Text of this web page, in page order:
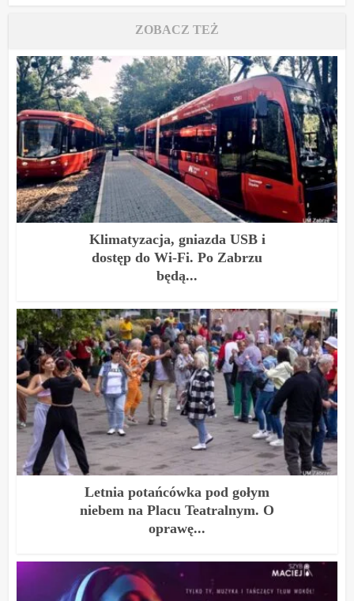
ZOBACZ TEŻ
Klimatyzacja, gniazda USB i
dostęp do Wi-Fi. Po Zabrzu
będą...
Letnia potańcówka pod gołym
niebem na Placu Teatralnym. O
oprawę...